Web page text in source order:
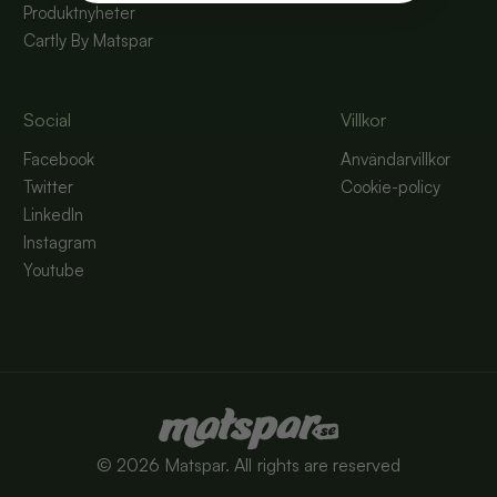
Produktnyheter
Cartly By Matspar
Social
Facebook
Twitter
LinkedIn
Instagram
Youtube
Villkor
Användarvillkor
Cookie-policy
© 2026 Matspar. All rights are reserved